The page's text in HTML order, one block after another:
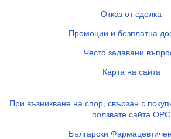
Отказ от сделка
Промоции и безплатна
Често задавани
Карта на сайта
При възникване на спор, свързан с
ползвате сайта ОРС
Български